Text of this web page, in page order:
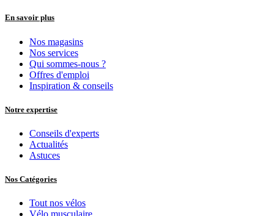
En savoir plus
Nos magasins
Nos services
Qui sommes-nous ?
Offres d'emploi
Inspiration & conseils
Notre expertise
Conseils d'experts
Actualités
Astuces
Nos Catégories
Tout nos vélos